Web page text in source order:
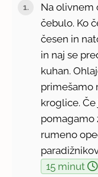
Na olivnem
čebulo. Ko
česen in
in naj se
kuhan.
primešamo
kroglice. Če
pomagamo
rumeno
15 minut